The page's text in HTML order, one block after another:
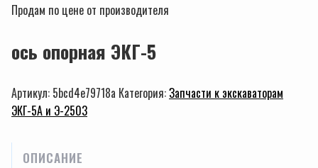
Продам по цене от производителя
ось опорная ЭКГ-5
Артикул: 5bcd4e79718a Категория:Запчасти к экскаваторам
ЭКГ-5А и Э-2503
ОПИСАНИЕ